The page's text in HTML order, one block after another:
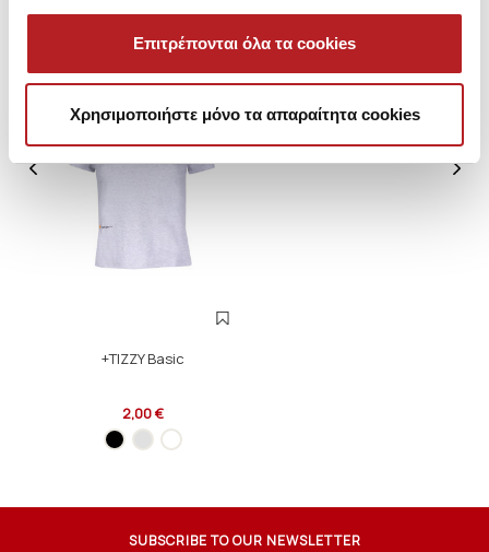
Επιτρέπονται όλα τα cookies
Χρησιμοποιήστε μόνο τα απαραίτητα cookies
+TIZZY Basic
2,00 €
SUBSCRIBE TO OUR NEWSLETTER